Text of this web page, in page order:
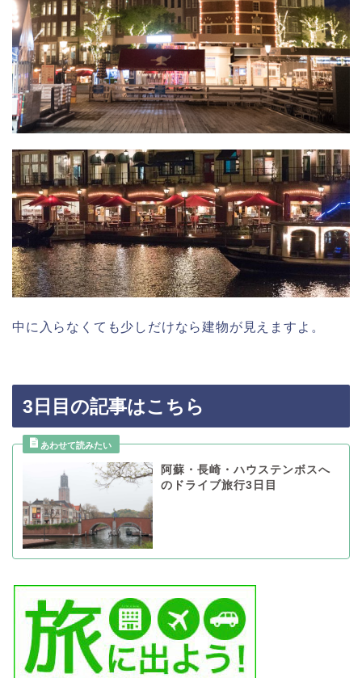
中に入らなくても少しだけなら建物が見えますよ。
3日目の記事はこちら
阿蘇・長崎・ハウステンボスへ
のドライブ旅行3日目